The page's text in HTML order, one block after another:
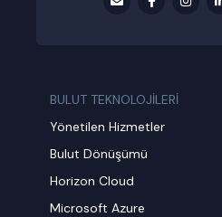
BULUT TEKNOLOJİLERİ
Yönetilen Hizmetler
Bulut Dönüşümü
Horizon Cloud
Microsoft Azure